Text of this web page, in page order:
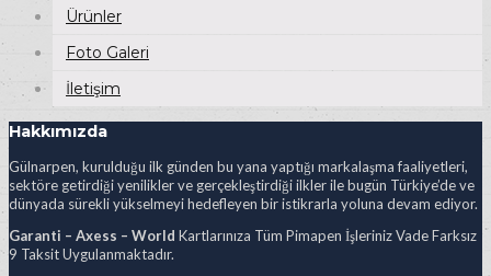
Ürünler
Foto Galeri
İletişim
Hakkımızda
Gülnarpen, kurulduğu ilk günden bu yana yaptığı markalaşma faaliyetleri,
sektöre getirdiği yenilikler ve gerçekleştirdiği ilkler ile bugün Türkiye’de ve
dünyada sürekli yükselmeyi hedefleyen bir istikrarla yoluna devam ediyor.
Garanti – Axess – World Kartlarınıza Tüm Pimapen İşleriniz Vade Farksız
9 Taksit Uygulanmaktadır.